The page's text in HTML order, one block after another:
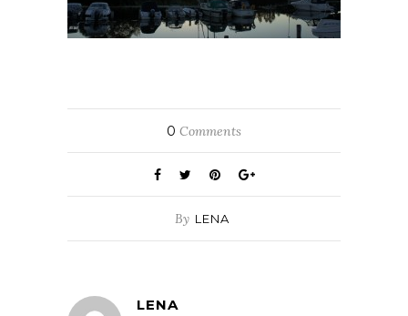
0 Comments
By LENA
LENA